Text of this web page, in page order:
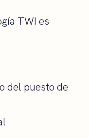
TWI es
del puesto de